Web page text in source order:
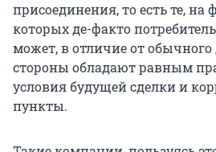
присоединения, то есть те,
которых де-факто
может, в отличие от обычного
стороны обладают равным
условия будущей сделки и
пункты.